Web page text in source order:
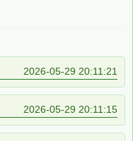
2026-05-29 20:11:21
2026-05-29 20:11:15